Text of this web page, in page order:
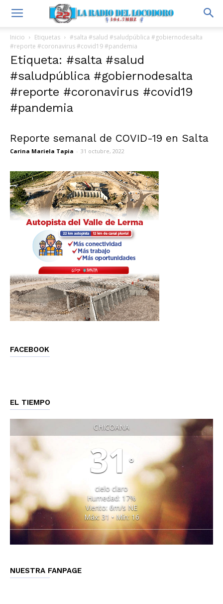
Inicio Etiquetas
#salta #salud #saludpública #gobiernodesalta
#reporte #coronavirus #covid19 #pandemia
Etiqueta: #salta #salud
#saludpública #gobiernodesalta
#reporte #coronavirus #covid19
#pandemia
Reporte semanal de COVID-19 en Salta
Carina Mariela Tapia - 31 octubre, 2022
FACEBOOK
EL TIEMPO
CHICOANA
31 °
cielo claro
Humedad: 17%
Viento: 6m/s NE
Máx: 31 • Mín: 16
NUESTRA FANPAGE